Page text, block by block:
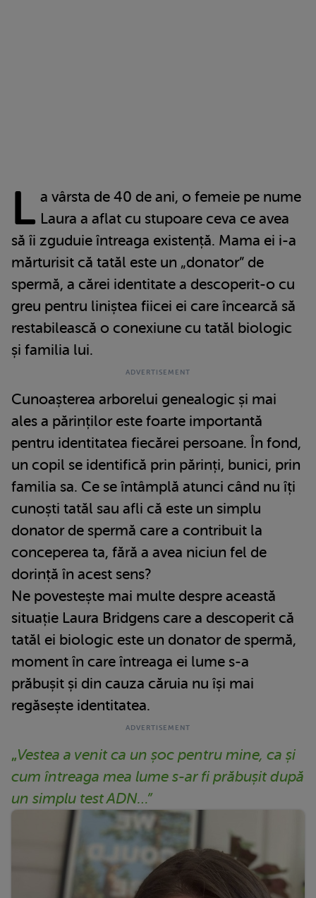
L a vârsta de 40 de ani, o femeie pe nume
Laura a aflat cu stupoare ceva ce avea
să îi zguduie întreaga existență. Mama ei i-a
mărturisit că tatăl este un „donator” de
spermă, a cărei identitate a descoperit-o cu
greu pentru liniștea fiicei ei care încearcă să
restabilească o conexiune cu tatăl biologic
și familia lui.
Cunoașterea arborelui genealogic și mai
ales a părinților este foarte importantă
pentru identitatea fiecărei persoane. În fond,
un copil se identifică prin părinți, bunici, prin
familia sa. Ce se întâmplă atunci când nu îți
cunoști tatăl sau afli că este un simplu
donator de spermă care a contribuit la
conceperea ta, fără a avea niciun fel de
dorință în acest sens?
Ne povestește mai multe despre această
situație Laura Bridgens care a descoperit că
tatăl ei biologic este un donator de spermă,
moment în care întreaga ei lume s-a
prăbușit și din cauza căruia nu își mai
regăsește identitatea.
„Vestea a venit ca un șoc pentru mine, ca și
cum întreaga mea lume s-ar fi prăbușit după
un simplu test ADN…”